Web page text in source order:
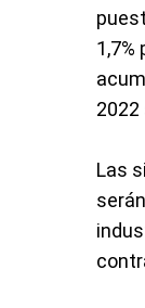
1,7%
2022
Las